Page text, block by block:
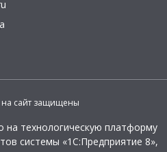
на сайт защищены
на технологическую платформу
системы «1С:Предприятие 8»,